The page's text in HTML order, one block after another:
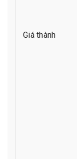
Giá thành